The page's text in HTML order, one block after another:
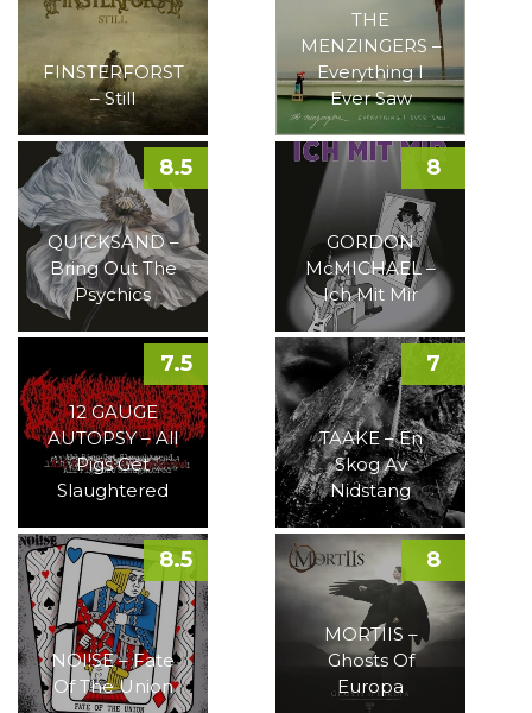
FINSTERFORST
– Still
THE
MENZINGERS –
Everything I
Ever Saw
QUICKSAND –
Bring Out The
Psychics
8.5
GORDON
McMICHAEL –
Ich Mit Mir
8
12 GAUGE
AUTOPSY – All
Pigs Get
Slaughtered
7.5
TAAKE – En
Skog Av
Nidstang
7
NOI!SE – Fate
Of The Union
8.5
MORTIIS –
Ghosts Of
Europa
8